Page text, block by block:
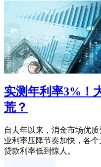
实测年利率3%！
荒？
自去年以来，消金市场优
业利率压降节奏加快，各
贷款利率低到惊人。